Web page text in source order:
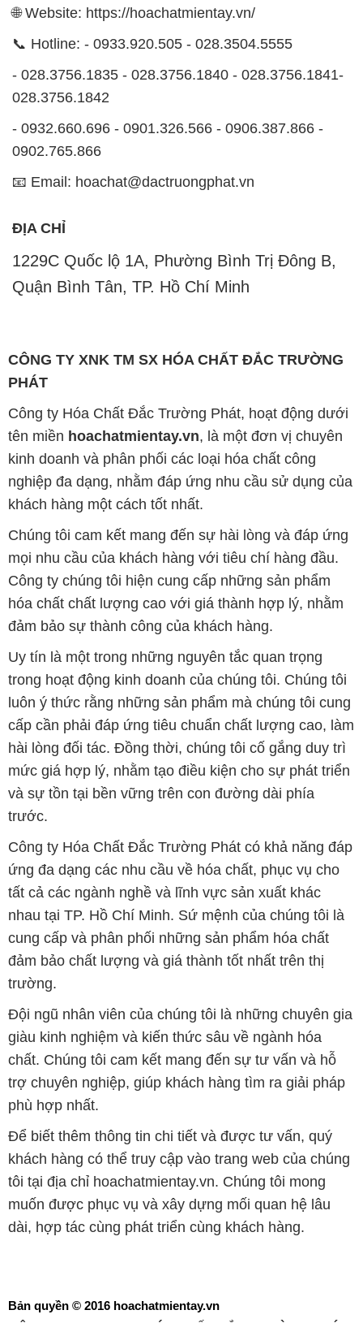
🌐 Website: https://hoachatmientay.vn/
📞 Hotline: - 0933.920.505 - 028.3504.5555
- 028.3756.1835 - 028.3756.1840 - 028.3756.1841-
028.3756.1842
- 0932.660.696 - 0901.326.566 - 0906.387.866 -
0902.765.866
📧 Email: hoachat@dactruongphat.vn
ĐỊA CHỈ
1229C Quốc lộ 1A, Phường Bình Trị Đông B,
Quận Bình Tân, TP. Hồ Chí Minh
CÔNG TY XNK TM SX HÓA CHẤT ĐẮC TRƯỜNG
PHÁT
Công ty Hóa Chất Đắc Trường Phát, hoạt động dưới
tên miền hoachatmientay.vn, là một đơn vị chuyên
kinh doanh và phân phối các loại hóa chất công
nghiệp đa dạng, nhằm đáp ứng nhu cầu sử dụng của
khách hàng một cách tốt nhất.
Chúng tôi cam kết mang đến sự hài lòng và đáp ứng
mọi nhu cầu của khách hàng với tiêu chí hàng đầu.
Công ty chúng tôi hiện cung cấp những sản phẩm
hóa chất chất lượng cao với giá thành hợp lý, nhằm
đảm bảo sự thành công của khách hàng.
Uy tín là một trong những nguyên tắc quan trọng
trong hoạt động kinh doanh của chúng tôi. Chúng tôi
luôn ý thức rằng những sản phẩm mà chúng tôi cung
cấp cần phải đáp ứng tiêu chuẩn chất lượng cao, làm
hài lòng đối tác. Đồng thời, chúng tôi cố gắng duy trì
mức giá hợp lý, nhằm tạo điều kiện cho sự phát triển
và sự tồn tại bền vững trên con đường dài phía
trước.
Công ty Hóa Chất Đắc Trường Phát có khả năng đáp
ứng đa dạng các nhu cầu về hóa chất, phục vụ cho
tất cả các ngành nghề và lĩnh vực sản xuất khác
nhau tại TP. Hồ Chí Minh. Sứ mệnh của chúng tôi là
cung cấp và phân phối những sản phẩm hóa chất
đảm bảo chất lượng và giá thành tốt nhất trên thị
trường.
Đội ngũ nhân viên của chúng tôi là những chuyên gia
giàu kinh nghiệm và kiến thức sâu về ngành hóa
chất. Chúng tôi cam kết mang đến sự tư vấn và hỗ
trợ chuyên nghiệp, giúp khách hàng tìm ra giải pháp
phù hợp nhất.
Để biết thêm thông tin chi tiết và được tư vấn, quý
khách hàng có thể truy cập vào trang web của chúng
tôi tại địa chỉ hoachatmientay.vn. Chúng tôi mong
muốn được phục vụ và xây dựng mối quan hệ lâu
dài, hợp tác cùng phát triển cùng khách hàng.
Bản quyền © 2016 hoachatmientay.vn